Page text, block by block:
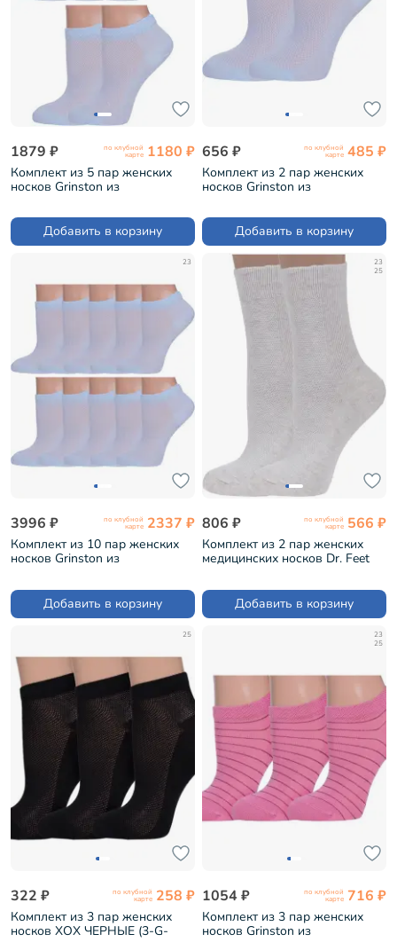
1879 ₽ по клубной
карте 1180 ₽
Комплект из 5 пар женских
носков Grinston из
17D3)
Добавить в корзину
656 ₽ по клубной
карте 485 ₽
Комплект из 2 пар женских
носков Grinston из
17D3)
Добавить в корзину
23
3996 ₽ по клубной
карте 2337 ₽
Комплект из 10 пар женских
носков Grinston из
17D3)
Добавить в корзину
23
25
806 ₽ по клубной
карте 566 ₽
Комплект из 2 пар женских
медицинских носков Dr. Feet
Добавить в корзину
25
322 ₽ по клубной
карте 258 ₽
Комплект из 3 пар женских
носков ХОХ ЧЕРНЫЕ (3-G-
23
25
1054 ₽ по клубной
карте 716 ₽
Комплект из 3 пар женских
носков Grinston из